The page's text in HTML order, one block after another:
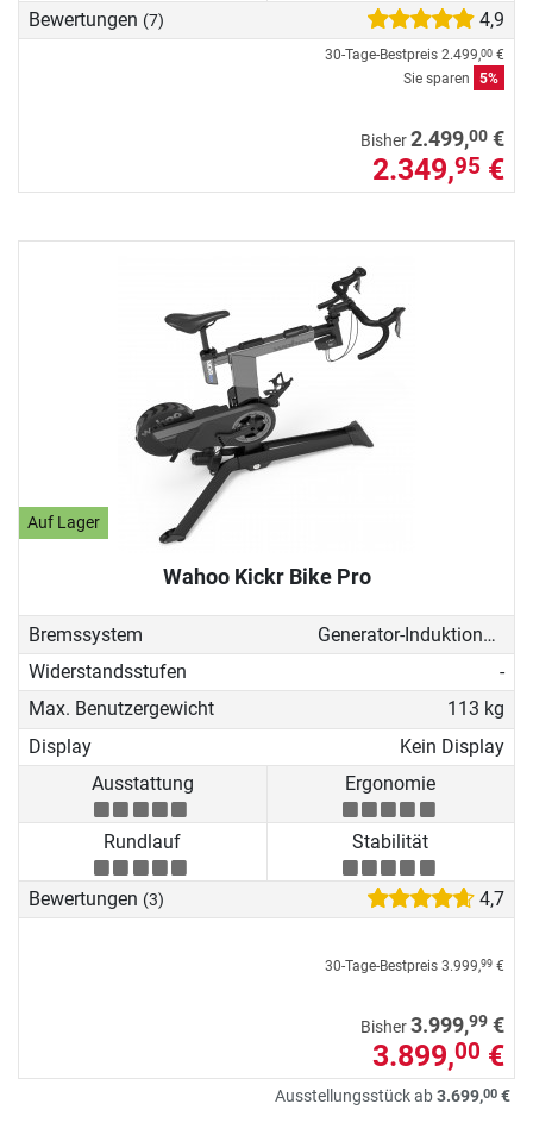
Bewertungen (7) 4,9
30-Tage-Bestpreis 2.499,00 €
Sie sparen
5%
Bisher2.499,00 €
2.349,95 €
Auf Lager
Wahoo Kickr Bike Pro
Bremssystem
Generator-Induktionsbremse
Widerstandsstufen
-
Max. Benutzergewicht
113 kg
Display
Kein Display
Ausstattung
Ergonomie
Rundlauf Stabilität
Bewertungen (3) 4,7
30-Tage-Bestpreis 3.999,99 €
Bisher3.999,99 €
3.899,00 €
Ausstellungsstück ab3.699,00 €